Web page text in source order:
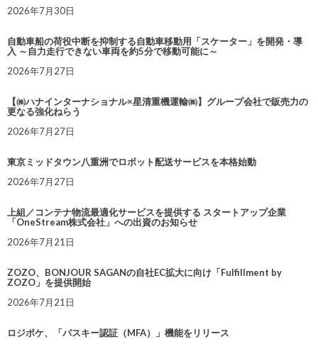
2026年7月30日
自動車船の荷役中断を抑制する自動車移動用「スケーター」を開発・導
入 ～自力走行できない車両を約5分で移動可能に～
2026年7月27日
【㈱ハナインターナショナル×星清重機運輸㈱】グループ会社で販売力の
更なる強化ねらう
2026年7月27日
東京ミッドタウン八重洲でロボット配送サービスを本格始動
2026年7月27日
上組／コンテナ物流最適化サービスを提供する スタートアップ企業
「OneStream株式会社」への出資のお知らせ
2026年7月21日
ZOZO、BONJOUR SAGANの自社EC拡大に向け「Fulfillment by
ZOZO」を提供開始
2026年7月21日
ロジポケ、「パスキー認証（MFA）」機能をリリース